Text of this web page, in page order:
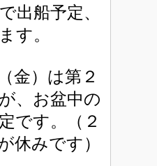
出船予定、
す。
金）は第２
、お盆中の
です。（２
休みです）